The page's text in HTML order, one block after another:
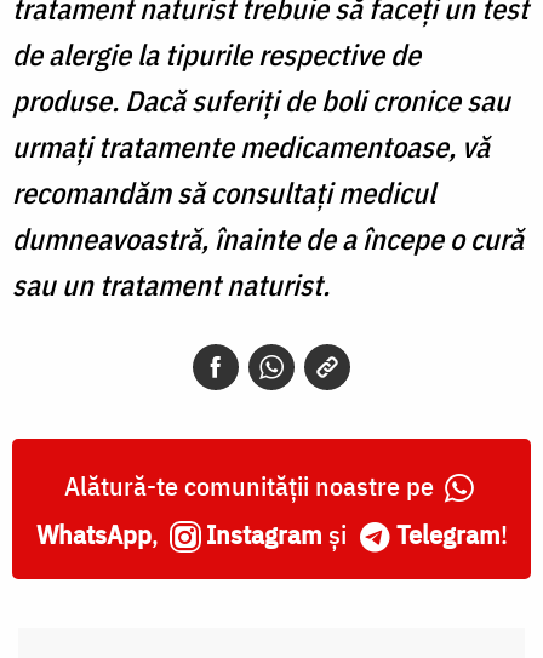
tratament naturist trebuie să faceți un test
de alergie la tipurile respective de
produse. Dacă suferiți de boli cronice sau
urmați tratamente medicamentoase, vă
recomandăm să consultați medicul
dumneavoastră, înainte de a începe o cură
sau un tratament naturist.
Alătură-te comunității noastre pe
WhatsApp, Instagram și Telegram!